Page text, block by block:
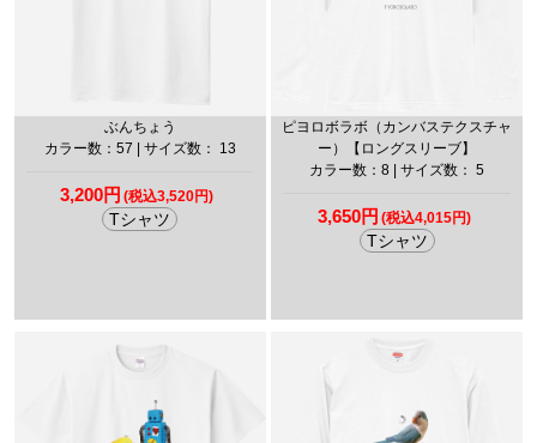
ぶんちょう
カラー数：57 | サイズ数： 13
3,200円 (税込3,520円)
Tシャツ
ピヨロボラボ（カンバステクスチャ
ー）【ロングスリーブ】
カラー数：8 | サイズ数： 5
3,650円 (税込4,015円)
Tシャツ